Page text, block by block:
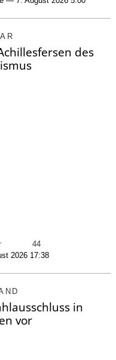
des
44
2026 17:38
in
vor